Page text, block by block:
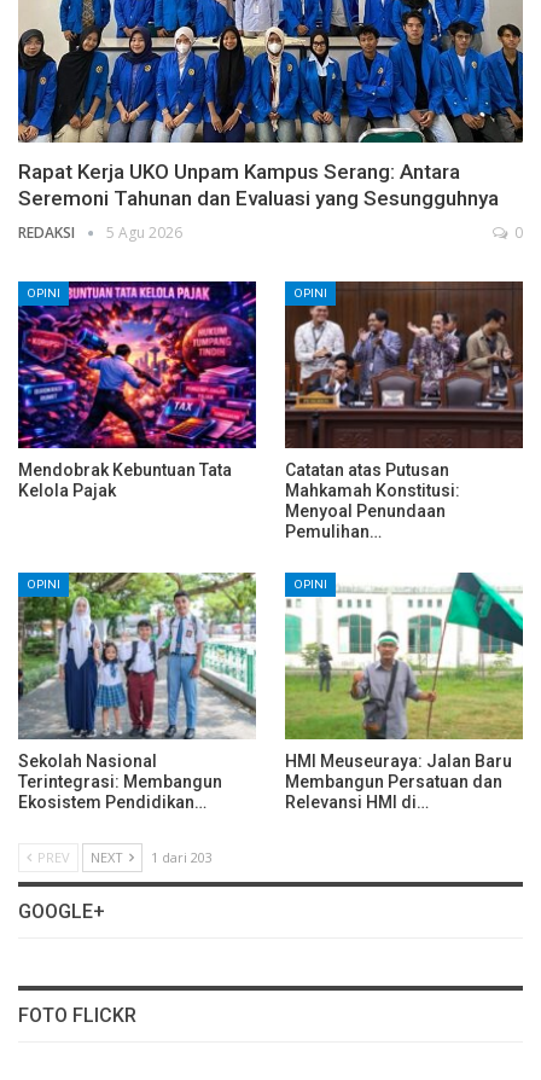
Rapat Kerja UKO Unpam Kampus Serang: Antara
Seremoni Tahunan dan Evaluasi yang Sesungguhnya
REDAKSI 5 Agu 2026 0
OPINI
Mendobrak Kebuntuan Tata
Kelola Pajak
OPINI
Catatan atas Putusan
Mahkamah Konstitusi:
Menyoal Penundaan
Pemulihan…
OPINI
Sekolah Nasional
Terintegrasi: Membangun
Ekosistem Pendidikan…
OPINI
HMI Meuseuraya: Jalan Baru
Membangun Persatuan dan
Relevansi HMI di…
PREV NEXT 1 dari 203
GOOGLE+
FOTO FLICKR